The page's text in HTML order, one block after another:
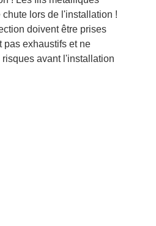
lors de l'installation !
doivent être prises
pas exhaustifs et ne
avant l'installation